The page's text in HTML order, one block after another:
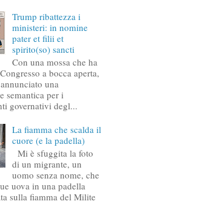
Trump ribattezza i
ministeri: in nomine
pater et filii et
spirito(so) sancti
Con una mossa che ha
a bocca aperta,
una
semantica per i
governativi degl...
La fiamma che scalda il
cuore (e la padella)
Mi è sfuggita la foto
di un migrante, un
uomo senza nome, che
uova in una padella
sulla fiamma del Milite